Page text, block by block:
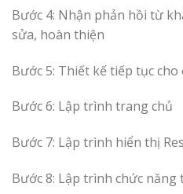
Bước 4: Nhận phản hồi từ
sửa, hoàn thiện
Bước 5: Thiết kế tiếp tục cho
Bước 6: Lập trình trang chủ
Bước 7: Lập trình hiển thị
Bước 8: Lập trình chức năng